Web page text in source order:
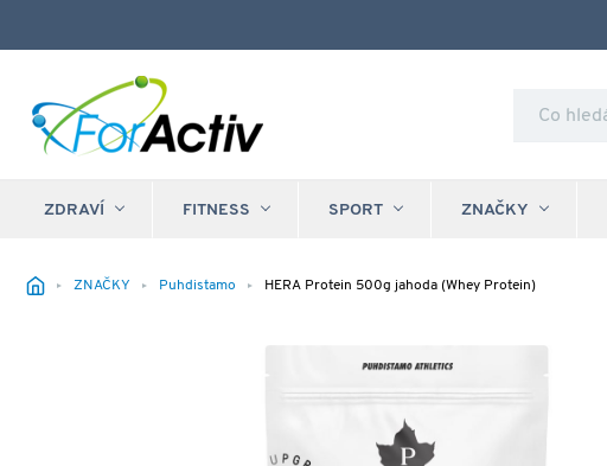
ZDRAVÍ FITNESS SPORT ZNAČKY
ZNAČKY Puhdistamo HERA Protein 500g jahoda (Whey Protein)